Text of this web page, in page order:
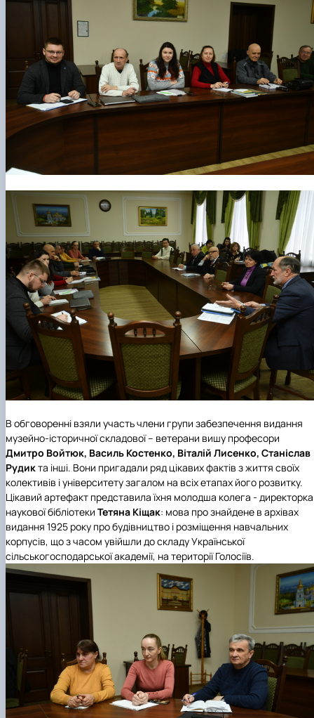
В обговоренні взяли участь члени групи забезпечення видання
музейно-історичної складової – ветерани вишу професори
Дмитро Войтюк, Василь Костенко, Віталій Лисенко, Станіслав
Рудикта інші. Вони пригадали ряд цікавих фактів з життя своїх
колективів і університету загалом на всіх етапах його розвитку.
Цікавий артефакт представила їхня молодша колега - директорка
наукової бібліотеки Тетяна Кіщак: мова про знайдене в архівах
видання 1925 року про будівництво і розміщення навчальних
корпусів, що з часом увійшли до складу Української
сільськогосподарської академії, на території Голосіїв.